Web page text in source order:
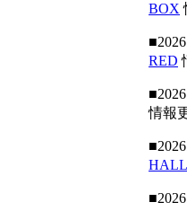
BOX
RED
情報
HALL